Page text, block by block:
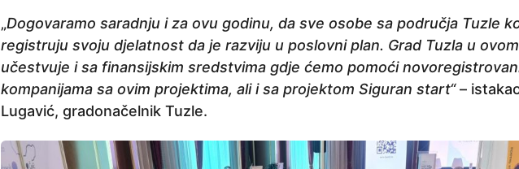
„Dogovaramo saradnju i za ovu godinu, da sve osobe sa područja Tuzle
registruju svoju djelatnost da je razviju u poslovni plan. Grad Tuzla u
učestvuje i sa finansijskim sredstvima gdje ćemo pomoći
kompanijama sa ovim projektima, ali i sa projektom Siguran start“–
Lugavić, gradonačelnik Tuzle.